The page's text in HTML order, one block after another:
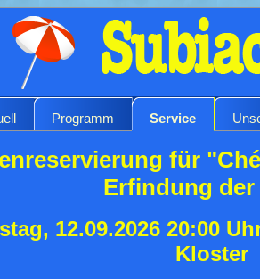
Programm Service
für
Erfindung
12.09.2026 20:00
Kloster